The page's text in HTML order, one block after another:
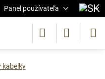
Panel používateľa
kabelky